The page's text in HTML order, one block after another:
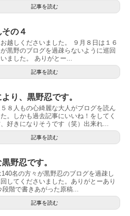
記事を読む
の４
越しくださいました。 ９月８日は１６
黒野のブログを過疎らないように巡回
ました。 ありがとー...
記事を読む
り、黒野忍です。
８人もの心綺麗な大人がブログを読ん
。しかも過去記事にいいね！をしてく
好きになりそうです（笑）出来れ...
記事を読む
野忍です。
140名の方々が黒野忍のブログを過疎し
してくださいました。ありがとーあり
階で書きあがった原稿...
記事を読む